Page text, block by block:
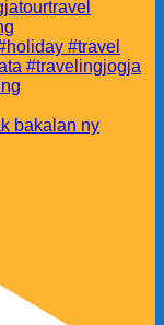
bakalan ny